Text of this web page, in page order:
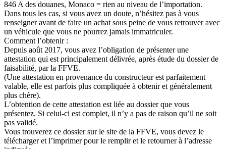
846 A des douanes, Monaco = rien au niveau de l’importation.
Dans tous les cas, si vous avez un doute, n’hésitez pas à vous
renseigner avant de faire un achat sous peine de vous retrouver avec
un véhicule que vous ne pourrez jamais immatriculer.
Comment l’obtenir :
Depuis août 2017, vous avez l’obligation de présenter une
attestation qui est principalement délivrée, après étude du dossier de
faisabilité, par la FFVE.
(Une attestation en provenance du constructeur est parfaitement
valable, elle est parfois plus compliquée à obtenir et généralement
plus chère).
L’obtention de cette attestation est liée au dossier que vous
présentez. Si celui-ci est complet, il n’y a pas de raison qu’il ne soit
pas validé.
Vous trouverez ce dossier sur le site de la FFVE, vous devez le
télécharger et l’imprimer pour le remplir et le retourner à l’adresse